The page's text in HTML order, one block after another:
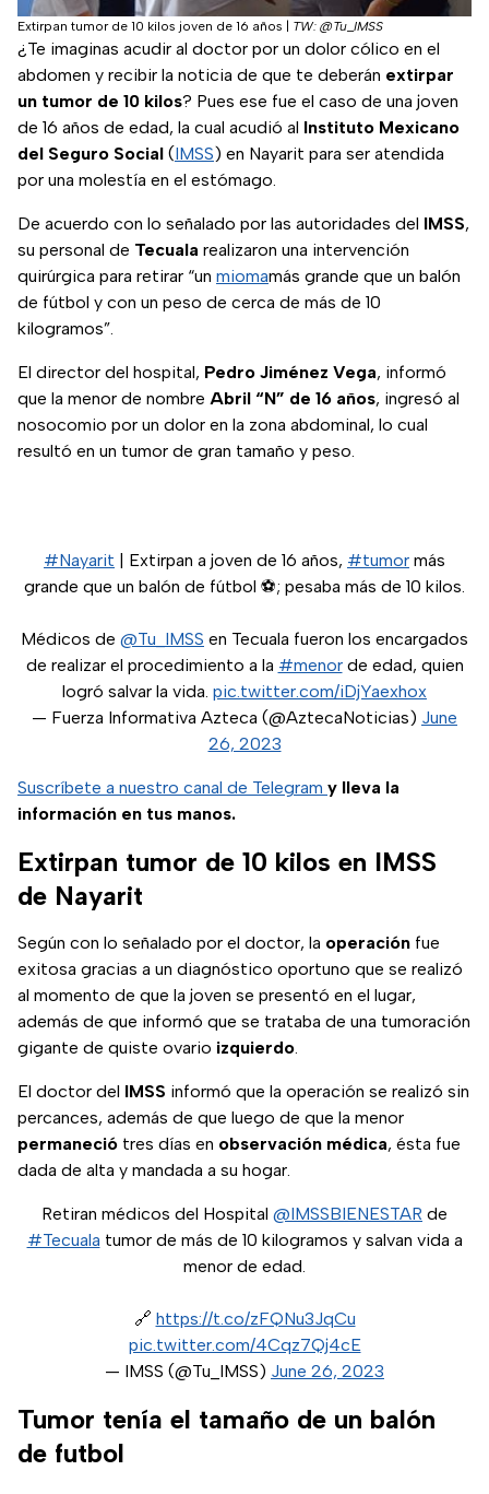
Extirpan tumor de 10 kilos joven de 16 años TW: @Tu_IMSS
¿Te imaginas acudir al doctor por un dolor cólico en el
abdomen y recibir la noticia de que te deberán extirpar
un tumor de 10 kilos? Pues ese fue el caso de una joven
de 16 años de edad, la cual acudió al Instituto Mexicano
del Seguro Social (IMSS) en Nayarit para ser atendida
por una molestía en el estómago.
De acuerdo con lo señalado por las autoridades del IMSS,
su personal de Tecuala realizaron una intervención
quirúrgica para retirar “un miomamás grande que un balón
de fútbol y con un peso de cerca de más de 10
kilogramos”.
El director del hospital, Pedro Jiménez Vega, informó
que la menor de nombre Abril “N” de 16 años, ingresó al
nosocomio por un dolor en la zona abdominal, lo cual
resultó en un tumor de gran tamaño y peso.
#Nayarit | Extirpan a joven de 16 años, #tumor más
grande que un balón de fútbol ⚽; pesaba más de 10 kilos.
Médicos de @Tu_IMSS en Tecuala fueron los encargados
de realizar el procedimiento a la #menorde edad, quien
logró salvar la vida. pic.twitter.com/iDjYaexhox
— Fuerza Informativa Azteca (@AztecaNoticias) June
26, 2023
Suscríbete a nuestro canal de Telegram y lleva la
información en tus manos.
Extirpan tumor de 10 kilos en IMSS
de Nayarit
Según con lo señalado por el doctor, la operación fue
exitosa gracias a un diagnóstico oportuno que se realizó
al momento de que la joven se presentó en el lugar,
además de que informó que se trataba de una tumoración
gigante de quiste ovario izquierdo.
El doctor del IMSS informó que la operación se realizó sin
percances, además de que luego de que la menor
permaneció tres días en observación médica, ésta fue
dada de alta y mandada a su hogar.
Retiran médicos del Hospital @IMSSBIENESTAR de
#Tecuala tumor de más de 10 kilogramos y salvan vida a
menor de edad.
🔗 https://t.co/zFQNu3JqCu
pic.twitter.com/4Cqz7Qj4cE
— IMSS (@Tu_IMSS) June 26, 2023
Tumor tenía el tamaño de un balón
de futbol